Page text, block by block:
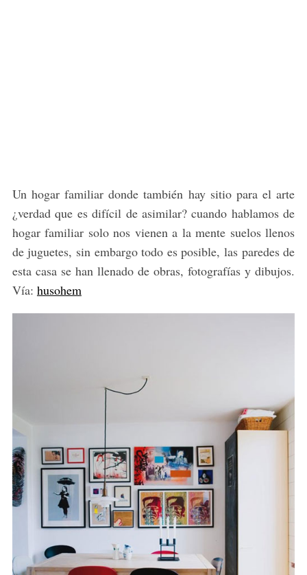
Un hogar familiar donde también hay sitio para el arte
¿verdad que es difícil de asimilar? cuando hablamos de
hogar familiar solo nos vienen a la mente suelos llenos
de juguetes, sin embargo todo es posible, las paredes de
esta casa se han llenado de obras, fotografías y dibujos.
Vía: husohem